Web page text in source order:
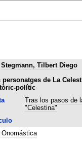
Stegmann, Tilbert Diego
de La
polític
Tras los pasos de
"Celestina"
Onomástica